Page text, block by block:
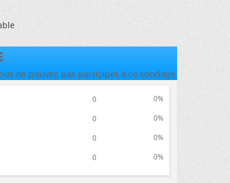
ne pouvez pas participer à ce sondage.
0 0%
0 0%
0 0%
0 0%